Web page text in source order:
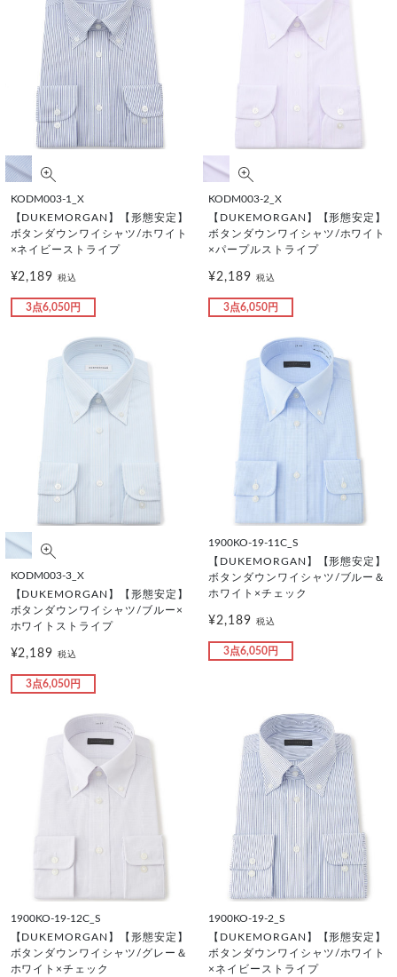
KODM003-1_X
【DUKEMORGAN】【形態安定】
ボタンダウンワイシャツ/ホワイト
×ネイビーストライプ
¥2,189税込
3点6,050円
KODM003-2_X
【DUKEMORGAN】【形態安定】
ボタンダウンワイシャツ/ホワイト
×パープルストライプ
¥2,189 税込
3点6,050円
KODM003-3_X
【DUKEMORGAN】【形態安定】
ボタンダウンワイシャツ/ブルー×
ホワイトストライプ
¥2,189税込
3点6,050円
1900KO-19-11C_S
【DUKEMORGAN】【形態安定】
ボタンダウンワイシャツ/ブルー＆
ホワイト×チェック
¥2,189 税込
3点6,050円
1900KO-19-12C_S
【DUKEMORGAN】【形態安定】
ボタンダウンワイシャツ/グレー＆
ホワイト×チェック
1900KO-19-2_S
【DUKEMORGAN】【形態安定】
ボタンダウンワイシャツ/ホワイト
×ネイビーストライプ